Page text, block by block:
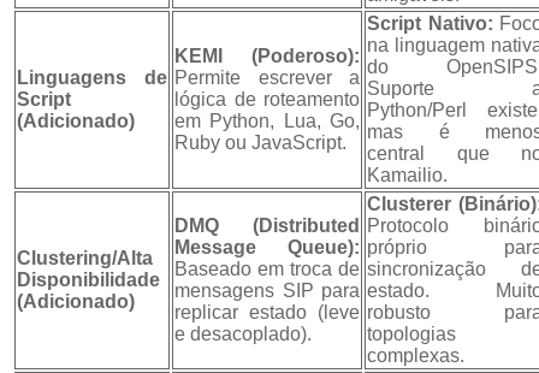
Linguagens de
Script
(Adicionado)
KEMI (Poderoso):
Permite escrever a
lógica de roteamento
em Python, Lua, Go,
Ruby ou JavaScript.
Script Nativo:
na linguagem
do
Suporte
Python/Perl
mas é
central que
Kamailio.
Clustering/Alta
Disponibilidade
(Adicionado)
DMQ (Distributed
Message Queue):
Baseado em troca de
mensagens SIP para
replicar estado (leve
e desacoplado).
Clusterer
Protocolo
próprio
sincronização
estado.
robusto
topologias
complexas.